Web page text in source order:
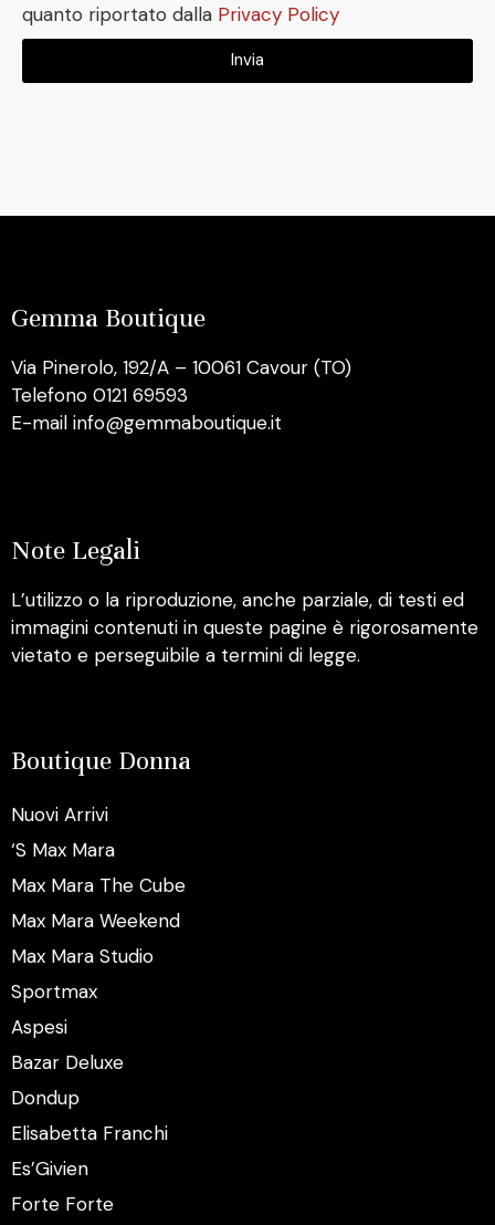
quanto riportato dalla Privacy Policy
Invia
Gemma Boutique
Via Pinerolo, 192/A – 10061 Cavour (TO)
Telefono 0121 69593
E-mail info@gemmaboutique.it
Note Legali
L’utilizzo o la riproduzione, anche parziale, di testi ed
immagini contenuti in queste pagine è rigorosamente
vietato e perseguibile a termini di legge.
Boutique Donna
Nuovi Arrivi
‘S Max Mara
Max Mara The Cube
Max Mara Weekend
Max Mara Studio
Sportmax
Aspesi
Bazar Deluxe
Dondup
Elisabetta Franchi
Es’Givien
Forte Forte